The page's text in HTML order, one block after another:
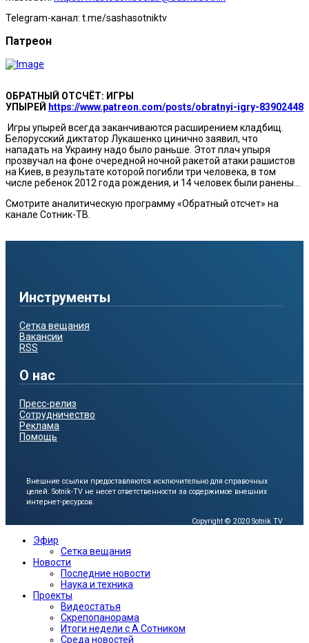
Telegram-канал: t.me/sashasotniktv
Патреон
ОБРАТНЫЙ ОТСЧЁТ: ИГРЫ
УПЫРЕЙ https://www.patreon.com/posts/obratnyi-igry-83902448
Игры упырей всегда заканчиваются расширением кладбищ.
Белорусский диктатор Лукашенко цинично заявил, что
нападать на Украину надо было раньше. Этот плач упыря
прозвучал на фоне очередной ночной ракетой атаки рашистов
на Киев, в результате которой погибли три человека, в том
числе ребенок 2012 года рождения, и 14 человек были ранены…
Смотрите аналитическую программу «Обратный отсчет» на
канале Сотник-ТВ.
Инструменты
Сетка вещания
Вакансии
RSS
О нас
Пресс-релиз
Сотрудничество
Реклама
Помощь
Внешние ссылки предоставляются исключительно для справочных
целей. Sotnik-TV не несет ответственности за содержимое внешних
интернет-ресурсов.
Copyright © 2020 Sotnik TV
Эфир
Сетка вещания
Новости
Последние новости
Наука и техника
Проекты
Видеостатья
Скрепопанорама
Итоги недели с А.Сотником
Среда новостей